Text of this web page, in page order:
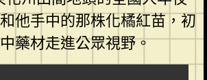
他手中的那株化橘紅苗，初
藥材走進公眾視野。